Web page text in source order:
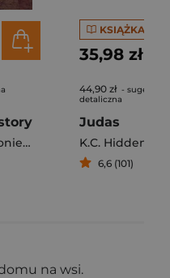
Agnieszka Lingas-Łoniewska
KSIĄŻKA
35,98 zł
44,90 zł -
detaliczna
Judas
K.C.
6,6 (101)
na wsi.